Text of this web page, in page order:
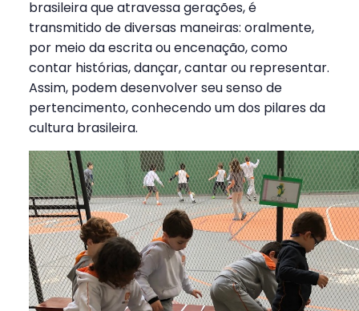
brasileira que atravessa gerações, é
transmitido de diversas maneiras: oralmente,
por meio da escrita ou encenação, como
contar histórias, dançar, cantar ou representar.
Assim, podem desenvolver seu senso de
pertencimento, conhecendo um dos pilares da
cultura brasileira.